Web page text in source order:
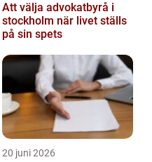
Att välja advokatbyrå i
stockholm när livet ställs
på sin spets
20 juni 2026